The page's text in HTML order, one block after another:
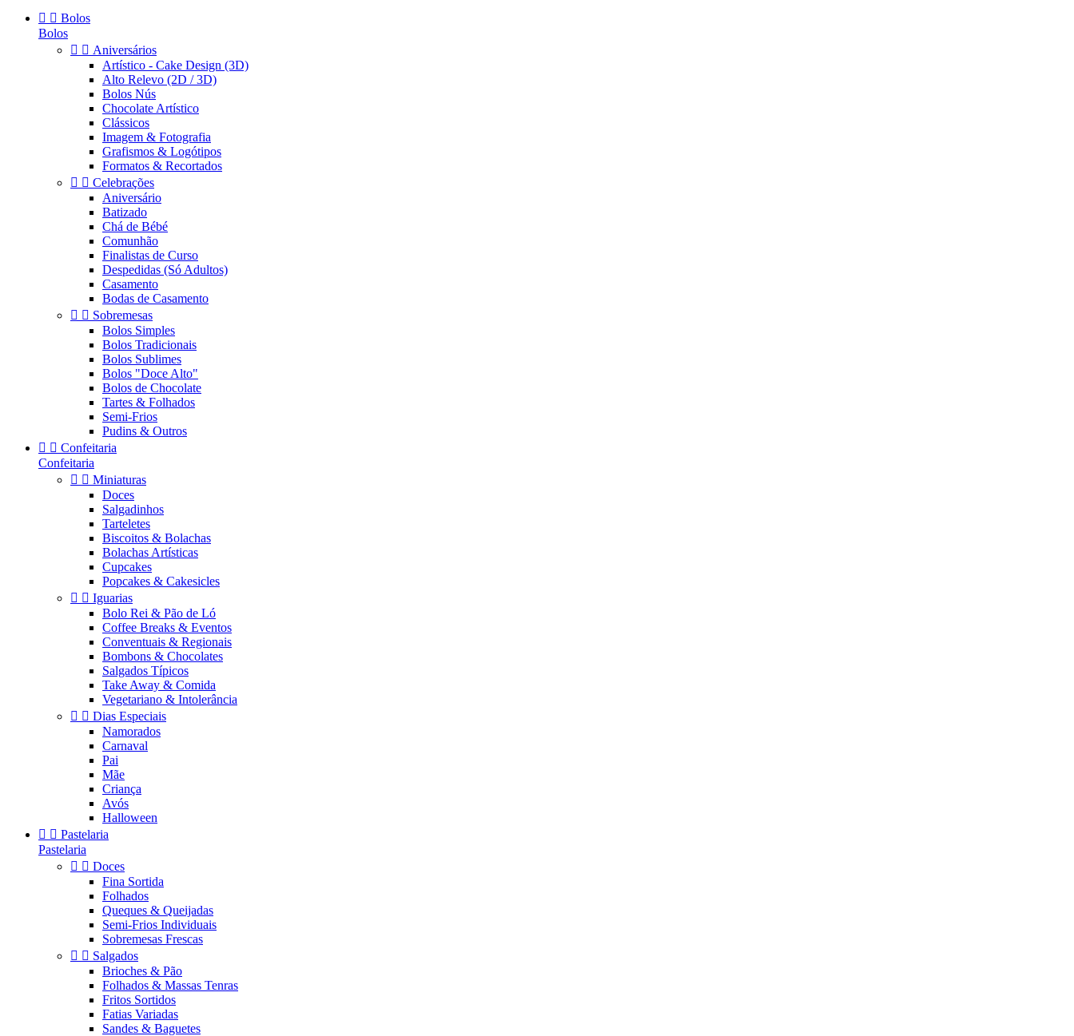
  Bolos
Bolos
  Aniversários
Artístico - Cake Design (3D)
Alto Relevo (2D / 3D)
Bolos Nús
Chocolate Artístico
Clássicos
Imagem & Fotografia
Grafismos & Logótipos
Formatos & Recortados
  Celebrações
Aniversário
Batizado
Chá de Bébé
Comunhão
Finalistas de Curso
Despedidas (Só Adultos)
Casamento
Bodas de Casamento
  Sobremesas
Bolos Simples
Bolos Tradicionais
Bolos Sublimes
Bolos "Doce Alto"
Bolos de Chocolate
Tartes & Folhados
Semi-Frios
Pudins & Outros
  Confeitaria
Confeitaria
  Miniaturas
Doces
Salgadinhos
Tarteletes
Biscoitos & Bolachas
Bolachas Artísticas
Cupcakes
Popcakes & Cakesicles
  Iguarias
Bolo Rei & Pão de Ló
Coffee Breaks & Eventos
Conventuais & Regionais
Bombons & Chocolates
Salgados Típicos
Take Away & Comida
Vegetariano & Intolerância
  Dias Especiais
Namorados
Carnaval
Pai
Mãe
Criança
Avós
Halloween
  Pastelaria
Pastelaria
  Doces
Fina Sortida
Folhados
Queques & Queijadas
Semi-Frios Individuais
Sobremesas Frescas
  Salgados
Brioches & Pão
Folhados & Massas Tenras
Fritos Sortidos
Fatias Variadas
Sandes & Baguetes